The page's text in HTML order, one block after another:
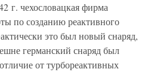
г. чехословацкая фирма
по созданию реактивного
это был новый снаряд,
германский снаряд был
от турбореактивных